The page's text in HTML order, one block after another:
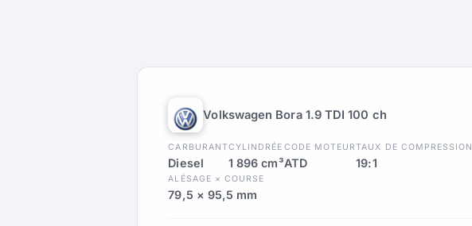
Volkswagen Bora 1.9 TDI 100 ch
CARBURANT
Diesel
CYLINDRÉE
1 896 cm³
CODE MOTEUR
ATD
TAUX DE COMPRESSION
19:1
ALÉSAGE × COURSE
79,5 × 95,5 mm